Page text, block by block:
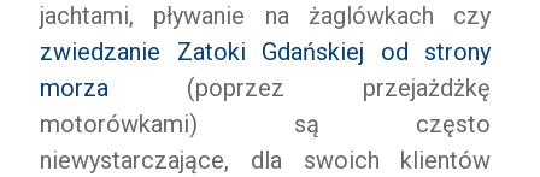
jachtami, pływanie na żaglówkach czy
zwiedzanie Zatoki Gdańskiej od strony
morza (poprzez przejażdżkę
motorówkami) są często
niewystarczające, dla swoich klientów